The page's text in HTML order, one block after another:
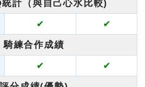
計（與自己心水比較)
✔ ✔
騎練合作成績
✔ ✔